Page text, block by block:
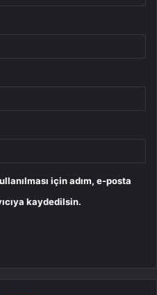
için adım, e-posta
kaydedilsin.